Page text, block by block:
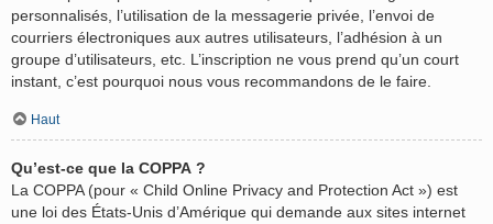
personnalisés, l’utilisation de la messagerie privée, l’envoi de
courriers électroniques aux autres utilisateurs, l’adhésion à un
groupe d’utilisateurs, etc. L’inscription ne vous prend qu’un court
instant, c’est pourquoi nous vous recommandons de le faire.
Haut
Qu’est-ce que la COPPA ?
La COPPA (pour « Child Online Privacy and Protection Act ») est
une loi des États-Unis d’Amérique qui demande aux sites internet